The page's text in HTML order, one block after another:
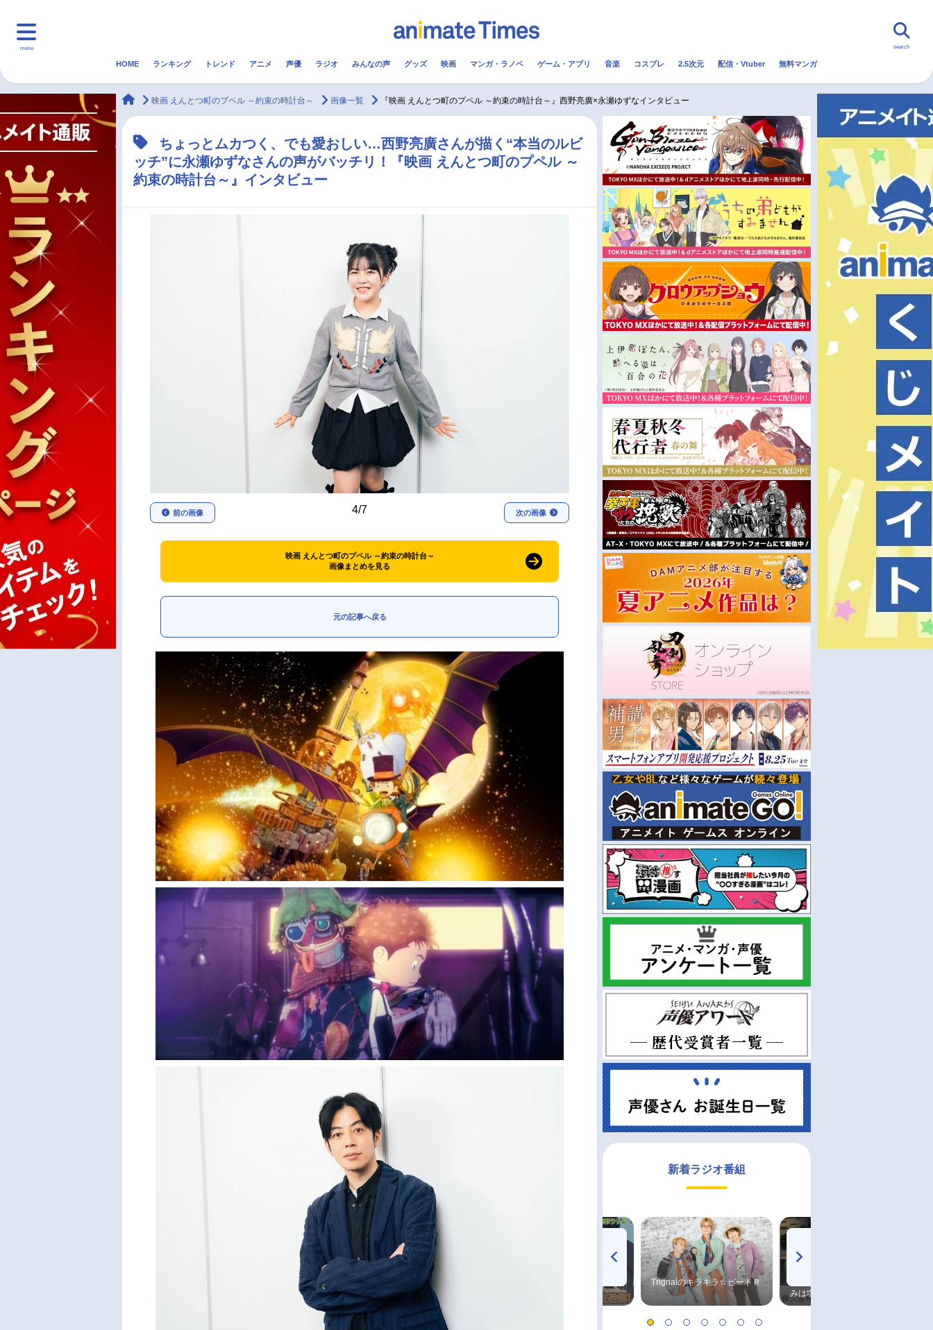
menu
マンガ・ラノベ ゲーム・アプリ 音楽 コスプレ 2.5次元 配信・Vtuber トレンド 無料マンガ
最新記事一覧 今期アニメ曜日別一覧 秋アニメ
冬アニメ
search
HOME ランキング トレンド アニメ 声優 ラジオ みんなの声 グッズ 映画 マンガ・ラノベ ゲーム・アプリ 音楽 コスプレ 2.5次元 配信・Vtuber 無料マンガ
animateTimes
映画 えんとつ町のプペル ～約束の時計台～ 画像一覧 『映画 えんとつ町のプペル ～約束の時計台～』西野亮廣×永瀬ゆずなインタビュー
ちょっとムカつく、でも愛おしい…西野亮廣さんが描く“本当のルビ
ッチ”に永瀬ゆずなさんの声がバッチリ！『映画 えんとつ町のプペル ～
約束の時計台～』インタビュー
4/7
前の画像 次の画像
映画 えんとつ町のプペル ～約束の時計台～
画像まとめを見る
元の記事へ戻る
新着ラジオ番組
TVアニメ『戦隊大失格』
radio 大直会 2nd season
Trignalのキラキラ☆ビートＲ
みは塩だけ